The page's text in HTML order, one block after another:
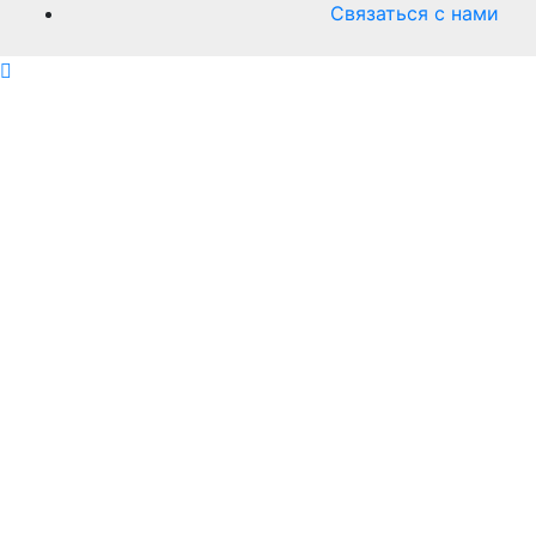
Связаться с нами